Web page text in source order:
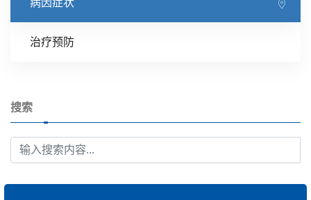
病因症状
治疗预防
搜索